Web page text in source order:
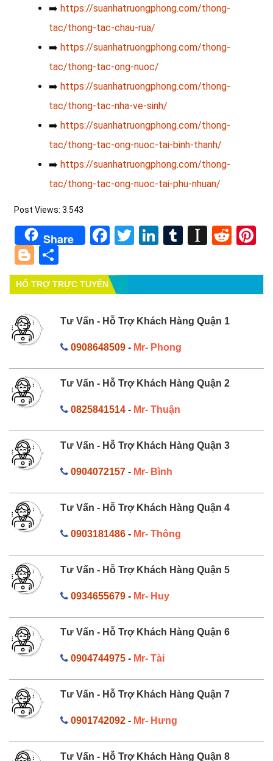
➡️ https://suanhatruongphong.com/thong-
tac/thong-tac-chau-rua/
➡️ https://suanhatruongphong.com/thong-
tac/thong-tac-ong-nuoc/
➡️ https://suanhatruongphong.com/thong-
tac/thong-tac-nha-ve-sinh/
➡️ https://suanhatruongphong.com/thong-
tac/thong-tac-ong-nuoc-tai-binh-thanh/
➡️ https://suanhatruongphong.com/thong-
tac/thong-tac-ong-nuoc-tai-phu-nhuan/
Post Views: 3.543
Share Facebook
TwitterLinkedIn
Tumblr
Blogger
HỔ TRỢ TRỰC TUYẾN
Tư Vấn - Hỗ Trợ Khách Hàng Quận 1
0908648509- Mr- Phong
Tư Vấn - Hỗ Trợ Khách Hàng Quận 2
0825841514- Mr- Thuận
Tư Vấn - Hỗ Trợ Khách Hàng Quận 3
0904072157- Mr- Bình
Tư Vấn - Hỗ Trợ Khách Hàng Quận 4
0903181486- Mr- Thông
Tư Vấn - Hỗ Trợ Khách Hàng Quận 5
0934655679- Mr- Huy
Tư Vấn - Hỗ Trợ Khách Hàng Quận 6
0904744975- Mr- Tài
Tư Vấn - Hỗ Trợ Khách Hàng Quận 7
0901742092- Mr- Hưng
Tư Vấn - Hỗ Trợ Khách Hàng Quận 8